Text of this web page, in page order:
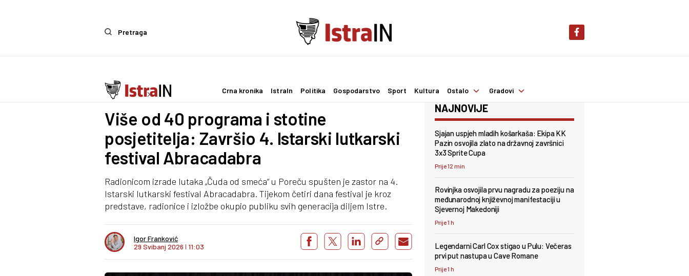
Pretraga
Crna kronika IstraIn Politika Gospodarstvo Sport Kultura Ostalo Gradovi
Ostalo Zanimljivosti
Više od 40 programa i stotine
posjetitelja: Završio 4. Istarski lutkarski
festival Abracadabra
Radionicom izrade lutaka „Čuda od smeća“ u Poreču spušten je zastor na 4.
Istarski lutkarski festival Abracadabra. Tijekom četiri dana festival je kroz
predstave, radionice i izložbe okupio publiku svih generacija diljem Istre.
Igor Franković
29 Svibanj 2026 I 11:03
NAJNOVIJE
Sjajan uspjeh mladih košarkaša: Ekipa KK
Pazin osvojila zlato na državnoj završnici
3x3 Sprite Cupa
Prije 12 min
Rovinjka osvojila prvu nagradu za poeziju na
međunarodnoj književnoj manifestaciji u
Sjevernoj Makedoniji
Prije 1 h
Legendarni Carl Cox stigao u Pulu: Večeras
prvi put nastupa u Cave Romane
Prije 1 h